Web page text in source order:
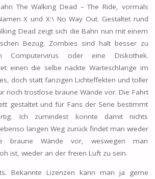
The Walking Dead – The Ride, vormals
X und X:\ No Way Out. Gestaltet rund
Dead zeigt sich die Bahn nun mit einem
Bezug. Zombies sind halt besser zu
Computervirus oder eine Diskothek.
einen die selbe nackte Warteschlange im
doch statt fanzigen Lichteffekten und toller
noch trostlose braune Wände vor. Die Fahrt
gestaltet und für Fans der Serie bestimmt
Ich zumindest konnte damit nichts
langen Weg zurück findet man wieder
braune Wände vor, weswegen man
ist, wieder an der freien Luft zu sein.
Bekannte Lizenzen kann man ja gerne